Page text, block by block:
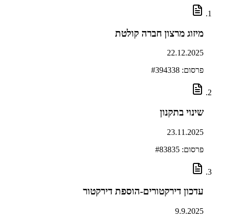
מיזוג מרצון חברה קולטת
22.12.2025
פרסום: # 394338
שינוי בתקנון
23.11.2025
פרסום: # 83835
עדכון דירקטורים-הוספת דירקטור
9.9.2025